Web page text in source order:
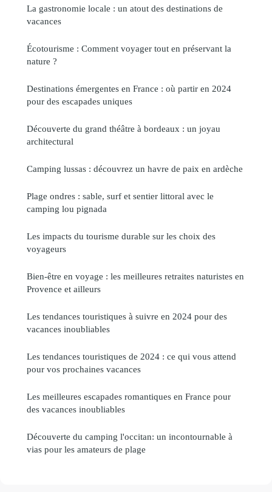
La gastronomie locale : un atout des destinations de
vacances
Écotourisme : Comment voyager tout en préservant la
nature ?
Destinations émergentes en France : où partir en 2024
pour des escapades uniques
Découverte du grand théâtre à bordeaux : un joyau
architectural
Camping lussas : découvrez un havre de paix en ardèche
Plage ondres : sable, surf et sentier littoral avec le
camping lou pignada
Les impacts du tourisme durable sur les choix des
voyageurs
Bien-être en voyage : les meilleures retraites naturistes en
Provence et ailleurs
Les tendances touristiques à suivre en 2024 pour des
vacances inoubliables
Les tendances touristiques de 2024 : ce qui vous attend
pour vos prochaines vacances
Les meilleures escapades romantiques en France pour
des vacances inoubliables
Découverte du camping l'occitan: un incontournable à
vias pour les amateurs de plage